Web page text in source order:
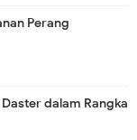
Perang
dalam Rangka